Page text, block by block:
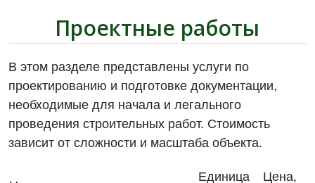
Проектные работы
В этом разделе представлены услуги по
проектированию и подготовке документации,
необходимые для начала и легального
проведения строительных работ. Стоимость
зависит от сложности и масштаба объекта.
Единица
Цена,